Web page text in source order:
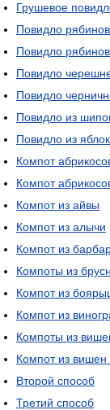
Грушевое
Повидло
Повидло
Повидло
Повидло
Повидло из
Повидло из яблок
Компот
Компот
Компот из айвы
Компот из алычи
Компот из
Компоты из
Компот из
Компот из
Компоты из
Компот из
Второй способ
Третий способ